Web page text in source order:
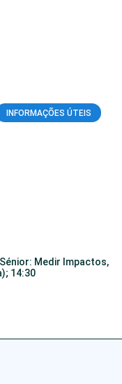
INFORMAÇÕES ÚTEIS
Medir Impactos,
14:30